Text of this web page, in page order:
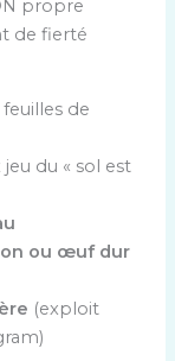
propre
de fierté
de
du « sol est
ou œuf dur
(exploit